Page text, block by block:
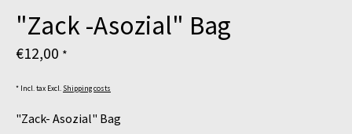
"Zack -Asozial" Bag
€12,00 *
* Incl. tax Excl. Shipping costs
"Zack- Asozial" Bag